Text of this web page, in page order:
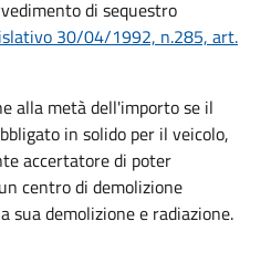
di sequestro
30/04/1992, n.285, art.
alla metà dell'importo se il
in solido per il veicolo,
accertatore di poter
centro di demolizione
sua demolizione e radiazione.